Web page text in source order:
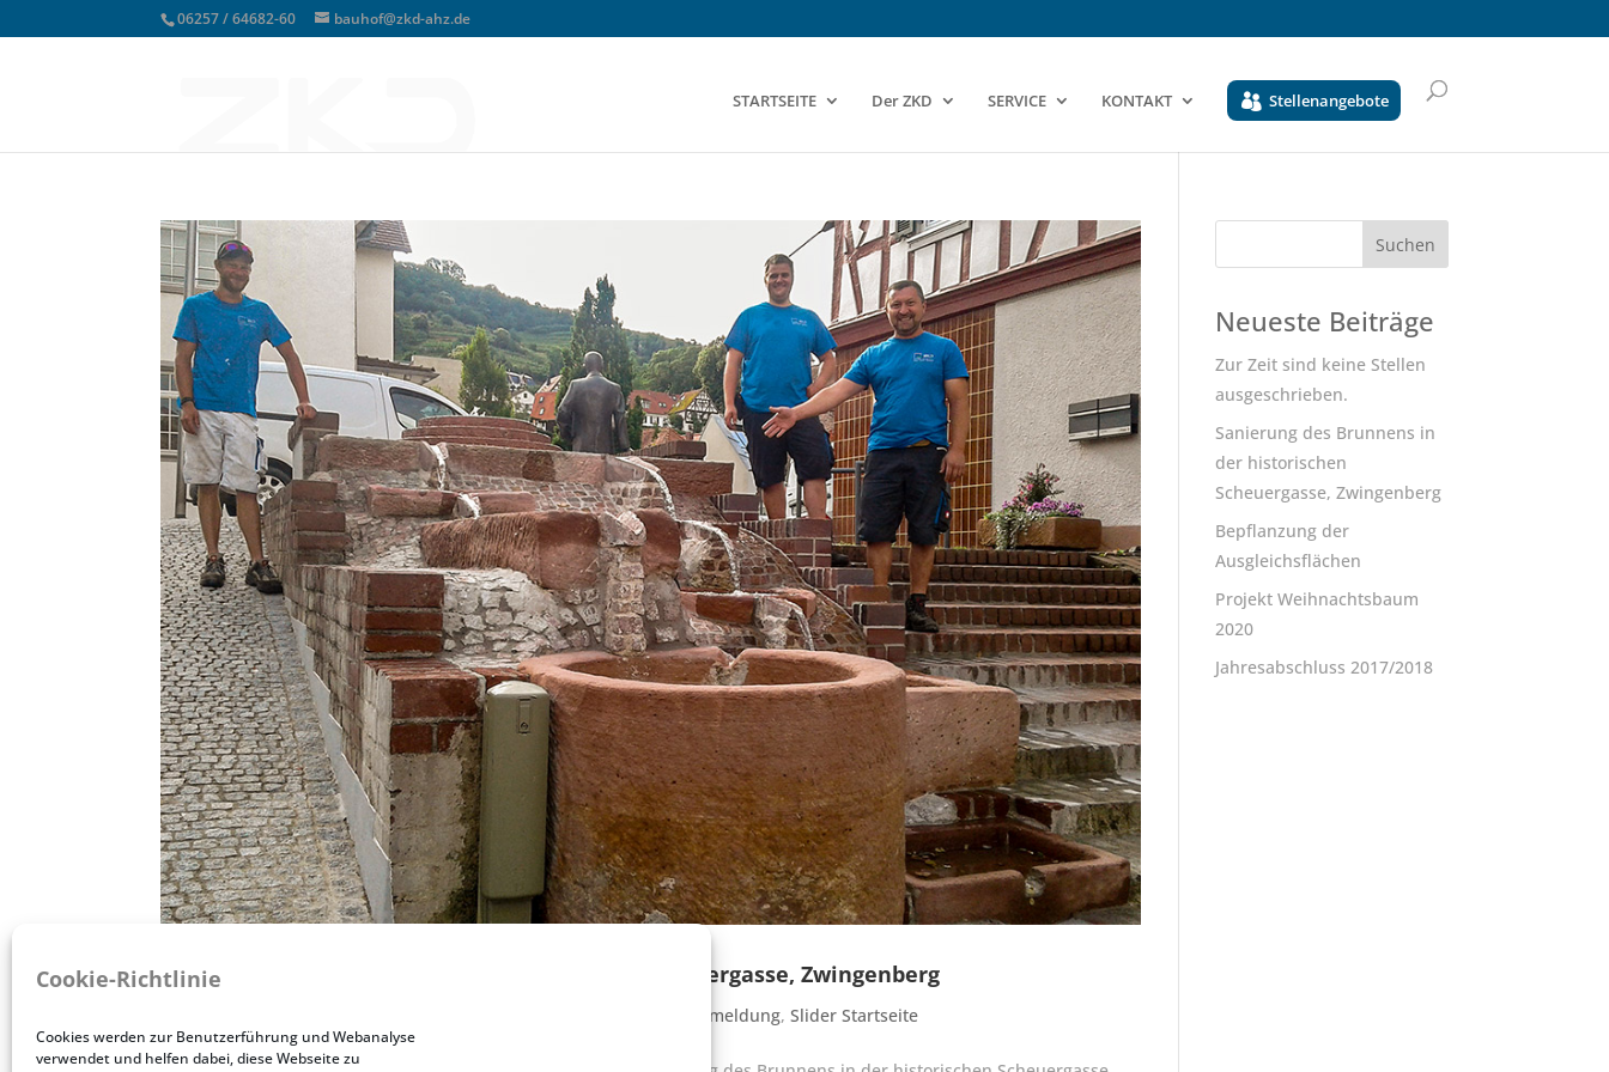
Cookie-Richtlinie
Cookies werden zur Benutzerführung und Webanalyse
verwendet und helfen dabei, diese Webseite zu
06257 / 64682-60 bauhof@zkd-ahz.de
STARTSEITE Der ZKD SERVICE KONTAKT Stellenangebote
Sanierung des Brunnens in der historischen Scheuergasse, Zwingenberg
Pressemeldung,Slider Startseite
Neueste Beiträge
Zur Zeit sind keine Stellen
ausgeschrieben.
Sanierung des Brunnens in
der historischen
Scheuergasse, Zwingenberg
Bepflanzung der
Ausgleichsflächen
Projekt Weihnachtsbaum
2020
Jahresabschluss 2017/2018